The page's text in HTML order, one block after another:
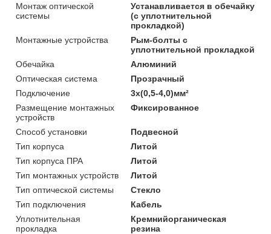
Монтаж оптической
системы
Устанавливается в обечайку
(с уплотнительной
прокладкой)
Монтажные устройства
Рым-болты с
уплотнительной прокладкой
Обечайка
Алюминий
Оптическая система
Прозрачный
Подключение
3х(0,5-4,0)мм²
Размещение монтажных
устройств
Фиксированное
Способ установки
Подвесной
Тип корпуса
Литой
Тип корпуса ПРА
Литой
Тип монтажных устройств
Литой
Тип оптической системы
Стекло
Тип подключения
Кабель
Уплотнительная
прокладка
Кремнийорганическая
резина